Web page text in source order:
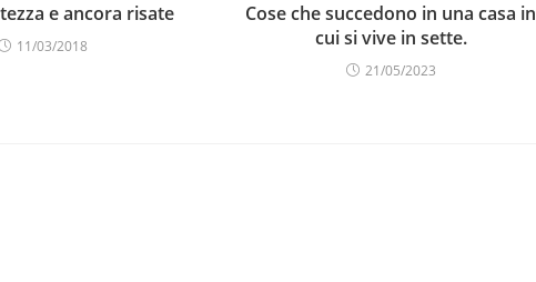
e ancora risate
11/03/2018
Cose che succedono in una casa in
cui si vive in sette.
21/05/2023